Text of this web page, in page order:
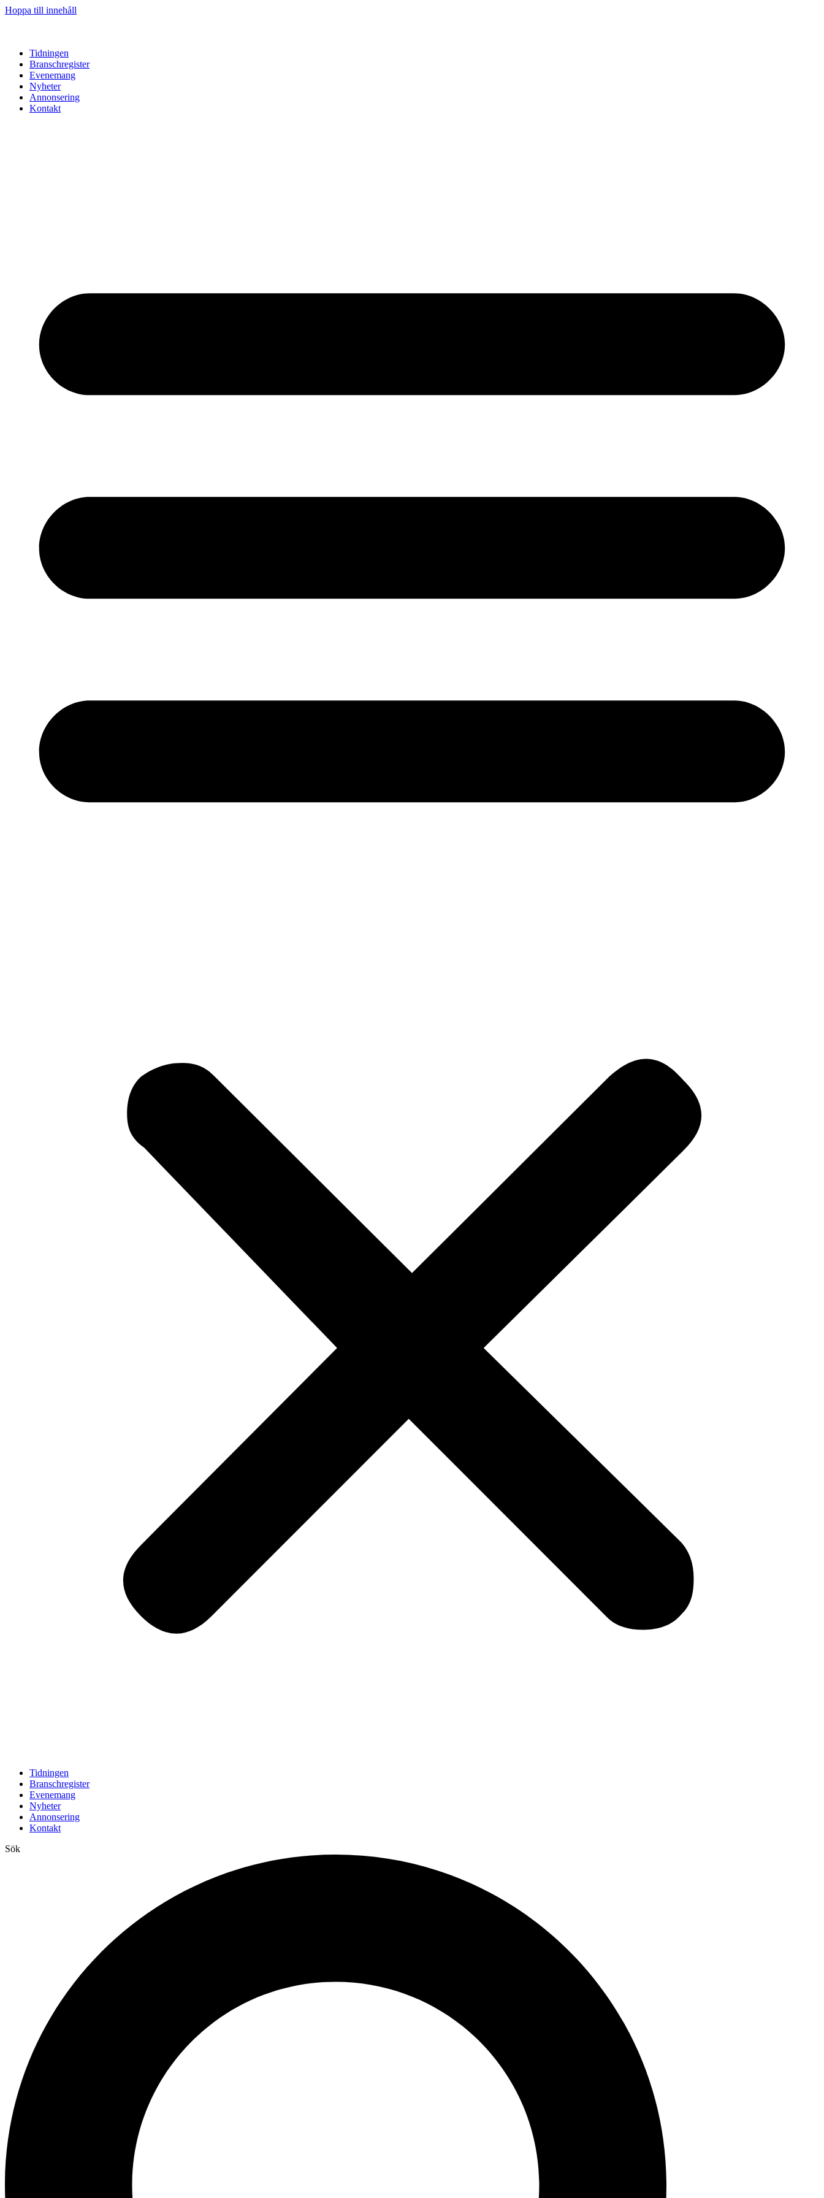
Hoppa till innehåll
Tidningen
Branschregister
Evenemang
Nyheter
Annonsering
Kontakt
Tidningen
Branschregister
Evenemang
Nyheter
Annonsering
Kontakt
Sök